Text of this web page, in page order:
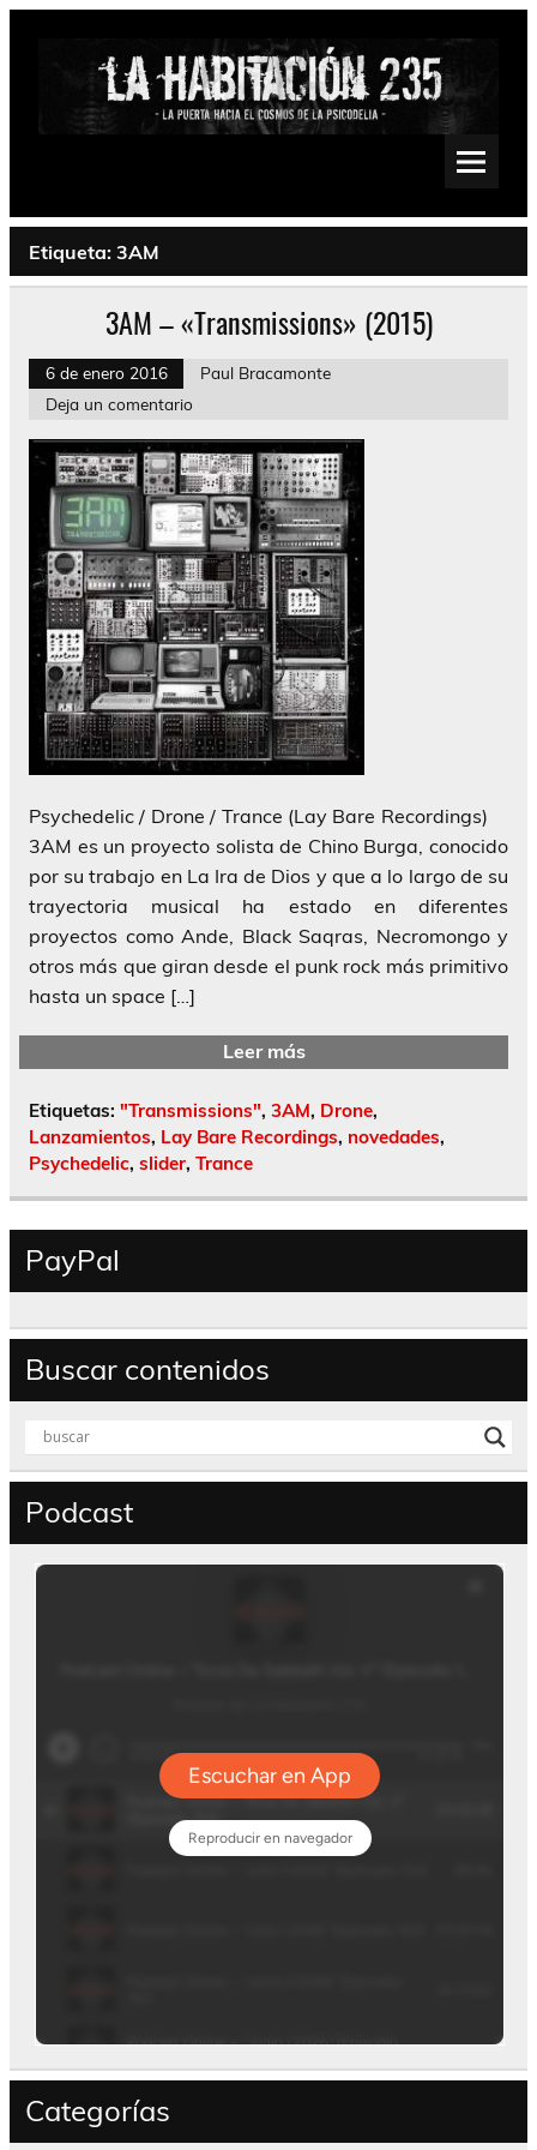
Saltar
Psychedelic, Stoner, Doom, Sludge, Fuzz, Space, Drone
Etiqueta: 3AM
3AM – «Transmissions» (2015)
6 de enero 2016
Paul Bracamonte
Deja un comentario
Psychedelic / Drone / Trance (Lay Bare Recordings)
3AM es un proyecto solista de Chino Burga, conocido
por su trabajo en La Ira de Dios y que a lo largo de su
trayectoria musical ha estado en diferentes
proyectos como Ande, Black Saqras, Necromongo y
otros más que giran desde el punk rock más primitivo
hasta un space […]
Leer más
Etiquetas: "Transmissions", 3AM, Drone,
Lanzamientos, Lay Bare Recordings, novedades,
Psychedelic, slider, Trance
PayPal
Buscar contenidos
Podcast
Categorías